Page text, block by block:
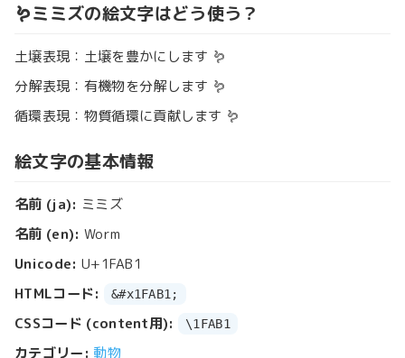
🪱ミミズの絵文字はどう使う？
土壌表現：土壌を豊かにします 🪱
分解表現：有機物を分解します 🪱
循環表現：物質循環に貢献します 🪱
絵文字の基本情報
名前 (ja): ミミズ
名前 (en): Worm
Unicode: U+1FAB1
HTMLコード:
&#x1FAB1;
CSSコード (content用): \1FAB1
カテゴリー: 動物